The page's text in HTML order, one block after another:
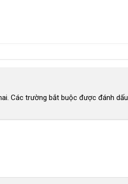
Các trường bắt buộc được đánh dấu